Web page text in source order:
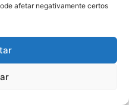
afetar negativamente certos
do trabalho
em